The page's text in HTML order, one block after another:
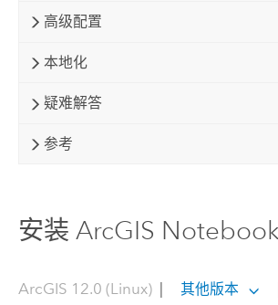
高级配置
本地化
疑难解答
参考
安装 ArcGIS
ArcGIS 12.0 (Linux)| 其他版本